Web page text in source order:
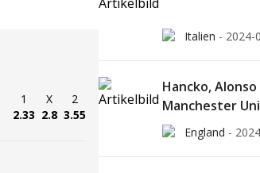
1
2.33
X
2.8
2
3.55
Italien - 2024-
Hancko,
Manchester
England -